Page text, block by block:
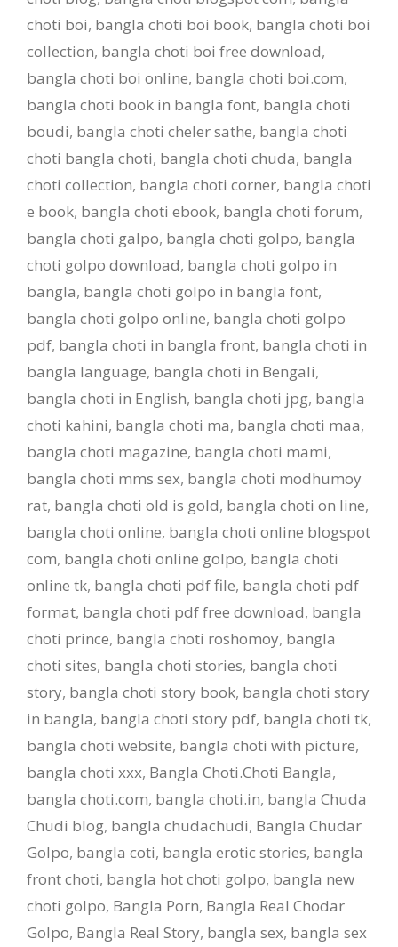
choti boi, bangla choti boi book, bangla choti boi
collection, bangla choti boi free download,
bangla choti boi online, bangla choti boi.com,
bangla choti book in bangla font, bangla choti
boudi, bangla choti cheler sathe, bangla choti
choti bangla choti, bangla choti chuda, bangla
choti collection, bangla choti corner, bangla choti
e book, bangla choti ebook, bangla choti forum,
bangla choti galpo, bangla choti golpo, bangla
choti golpo download, bangla choti golpo in
bangla, bangla choti golpo in bangla font,
bangla choti golpo online, bangla choti golpo
pdf, bangla choti in bangla front, bangla choti in
bangla language, bangla choti in Bengali,
bangla choti in English, bangla choti jpg, bangla
choti kahini, bangla choti ma, bangla choti maa,
bangla choti magazine, bangla choti mami,
bangla choti mms sex, bangla choti modhumoy
rat, bangla choti old is gold, bangla choti on line,
bangla choti online, bangla choti online blogspot
com, bangla choti online golpo, bangla choti
online tk, bangla choti pdf file, bangla choti pdf
format, bangla choti pdf free download, bangla
choti prince, bangla choti roshomoy, bangla
choti sites, bangla choti stories, bangla choti
story, bangla choti story book, bangla choti story
in bangla, bangla choti story pdf, bangla choti tk,
bangla choti website, bangla choti with picture,
bangla choti xxx, Bangla Choti.Choti Bangla,
bangla choti.com, bangla choti.in, bangla Chuda
Chudi blog, bangla chudachudi, Bangla Chudar
Golpo, bangla coti, bangla erotic stories, bangla
front choti, bangla hot choti golpo, bangla new
choti golpo, Bangla Porn, Bangla Real Chodar
Golpo, Bangla Real Story, bangla sex, bangla sex